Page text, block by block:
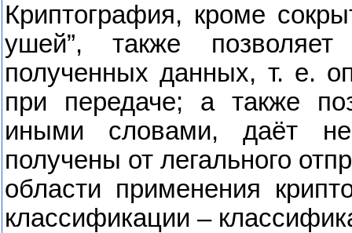
Криптография, кроме
ушей”, также
полученных данных, т. е.
при передаче; а также
иными словами, даёт
получены от легального
области применения
классификации –